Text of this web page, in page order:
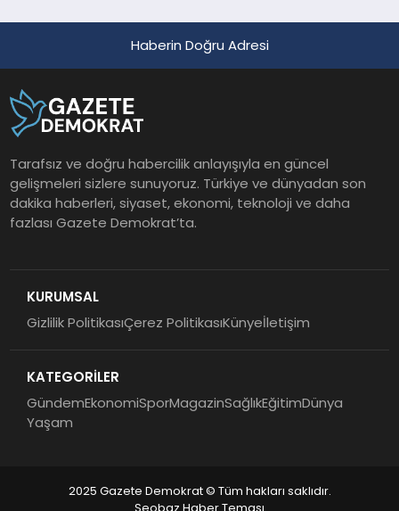
Haberin Doğru Adresi
Tarafsız ve doğru habercilik anlayışıyla en güncel
gelişmeleri sizlere sunuyoruz. Türkiye ve dünyadan son
dakika haberleri, siyaset, ekonomi, teknoloji ve daha
fazlası Gazete Demokrat’ta.
KURUMSAL
Gizlilik PolitikasıÇerez PolitikasıKünyeİletişim
KATEGORİLER
GündemEkonomiSporMagazinSağlıkEğitimDünya
Yaşam
2025 Gazete Demokrat © Tüm hakları saklıdır.